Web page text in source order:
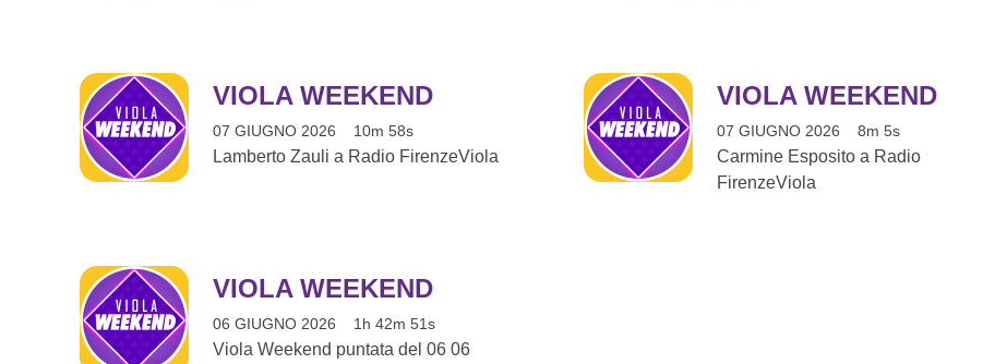
VIOLA WEEKEND
07 GIUGNO 2026 10m 58s
Lamberto Zauli a Radio FirenzeViola
VIOLA WEEKEND
07 GIUGNO 2026 8m 5s
Carmine Esposito a Radio
FirenzeViola
VIOLA WEEKEND
06 GIUGNO 2026 1h 42m 51s
Viola Weekend puntata del 06 06